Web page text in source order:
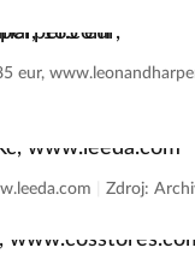
eur,
Zdroj: